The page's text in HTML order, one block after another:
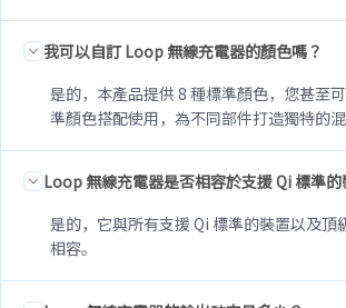
我可以自訂 Loop 無線充電器的顏色嗎？
是的，本產品提供 8 種標準顏色，您甚至
準顏色搭配使用，為不同部件打造獨特的混
Loop 無線充電器是否相容於支援 Qi 標準的
是的，它與所有支援 Qi 標準的裝置以及頂
相容。